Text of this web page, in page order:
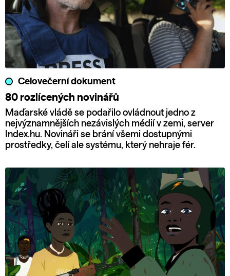
Celovečerní dokument
80 rozlícených novinářů
Maďarské vládě se podařilo ovládnout jedno z
nejvýznamnějších nezávislých médií v zemi, server
Index.hu. Novináři se brání všemi dostupnými
prostředky, čelí ale systému, který nehraje fér.